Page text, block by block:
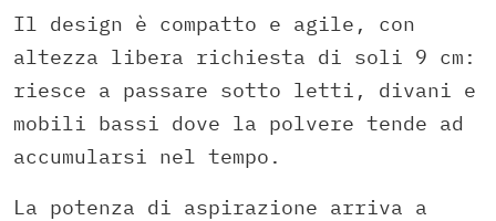
Il design è compatto e agile, con
altezza libera richiesta di soli 9 cm:
riesce a passare sotto letti, divani e
mobili bassi dove la polvere tende ad
accumularsi nel tempo.
La potenza di aspirazione arriva a